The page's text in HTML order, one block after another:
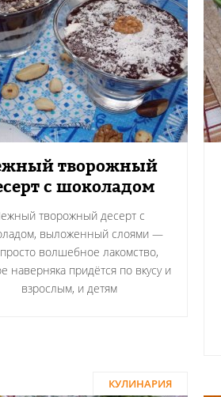
творожный
с шоколадом
творожный десерт с
выложенный слоями —
волшебное лакомство,
наверняка придётся по вкусу и
взрослым, и детям
КУЛИНАРИЯ